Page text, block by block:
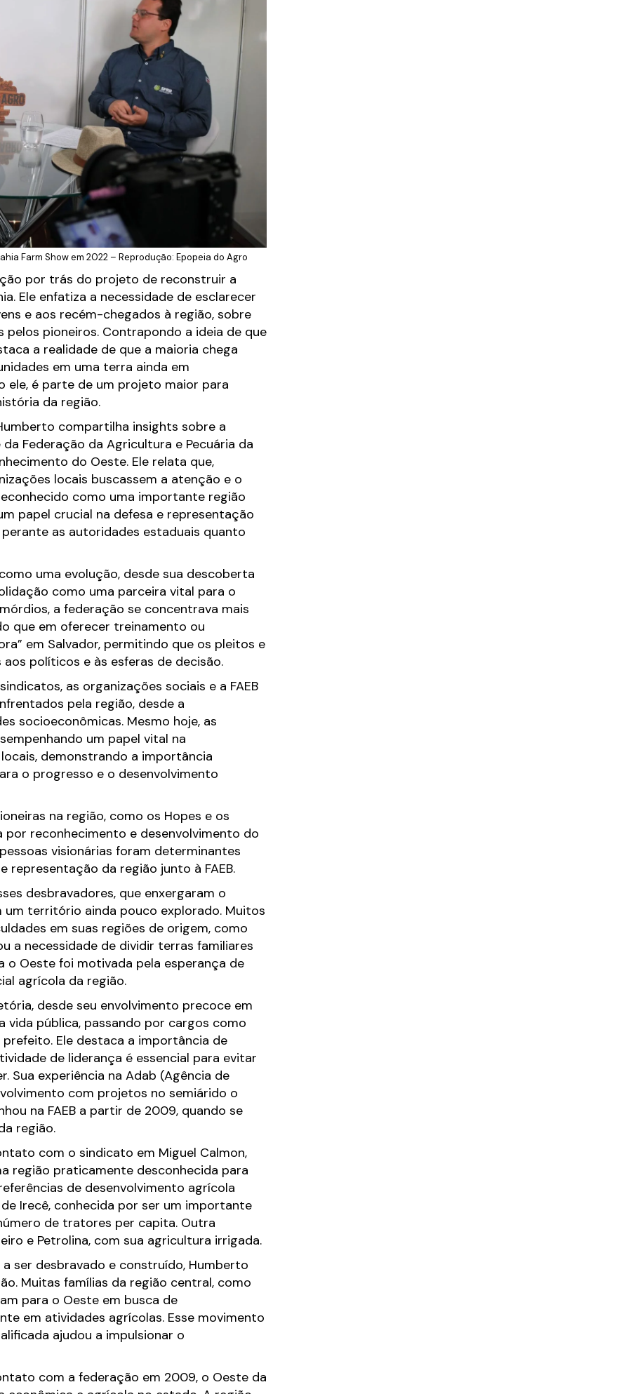
Farm Show em 2022 – Reprodução: Epopeia do Agro
por trás do projeto de reconstruir a
Ele enfatiza a necessidade de esclarecer
e aos recém-chegados à região, sobre
pioneiros. Contrapondo a ideia de que
a realidade de que a maioria chega
em uma terra ainda em
ele, é parte de um projeto maior para
da região.
compartilha insights sobre a
Federação da Agricultura e Pecuária da
do Oeste. Ele relata que,
locais buscassem a atenção e o
como uma importante região
papel crucial na defesa e representação
as autoridades estaduais quanto
uma evolução, desde sua descoberta
como uma parceira vital para o
a federação se concentrava mais
que em oferecer treinamento ou
em Salvador, permitindo que os pleitos e
políticos e às esferas de decisão.
as organizações sociais e a FAEB
pela região, desde a
socioeconômicas. Mesmo hoje, as
um papel vital na
demonstrando a importância
o progresso e o desenvolvimento
na região, como os Hopes e os
por reconhecimento e desenvolvimento do
visionárias foram determinantes
representação da região junto à FAEB.
desbravadores, que enxergaram o
território ainda pouco explorado. Muitos
em suas regiões de origem, como
a necessidade de dividir terras familiares
o Oeste foi motivada pela esperança de
agrícola da região.
desde seu envolvimento precoce em
vida pública, passando por cargos como
Ele destaca a importância de
de liderança é essencial para evitar
Sua experiência na Adab (Agência de
com projetos no semiárido o
na FAEB a partir de 2009, quando se
região.
com o sindicato em Miguel Calmon,
região praticamente desconhecida para
de desenvolvimento agrícola
Irecê, conhecida por ser um importante
de tratores per capita. Outra
e Petrolina, com sua agricultura irrigada.
ser desbravado e construído, Humberto
Muitas famílias da região central, como
para o Oeste em busca de
em atividades agrícolas. Esse movimento
ajudou a impulsionar o
com a federação em 2009, o Oeste da